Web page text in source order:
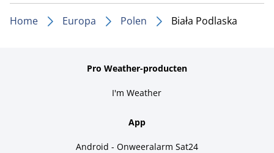
Home Europa Polen Biała Podlaska
Pro Weather-producten
I'm Weather
App
Android - Onweeralarm Sat24